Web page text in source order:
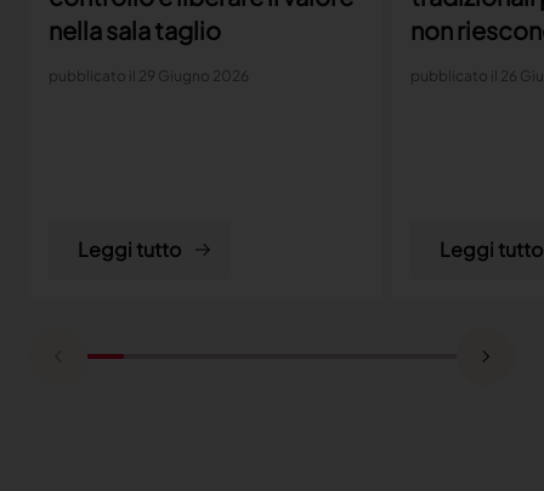
nella sala taglio
pubblicato il 29 Giugno 2026
Leggi tutto
non
passo con
pubblicato il 26
Leggi tutto